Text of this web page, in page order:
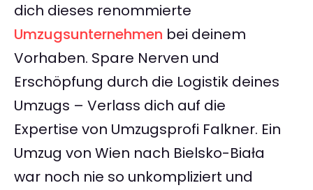
dich dieses renommierte
Umzugsunternehmen bei deinem
Vorhaben. Spare Nerven und
Erschöpfung durch die Logistik deines
Umzugs – Verlass dich auf die
Expertise von Umzugsprofi Falkner. Ein
Umzug von Wien nach Bielsko-Biała
war noch nie so unkompliziert und